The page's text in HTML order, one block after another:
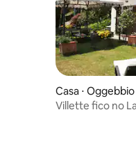
Casa ⋅ Oggebbio
Villette fico no